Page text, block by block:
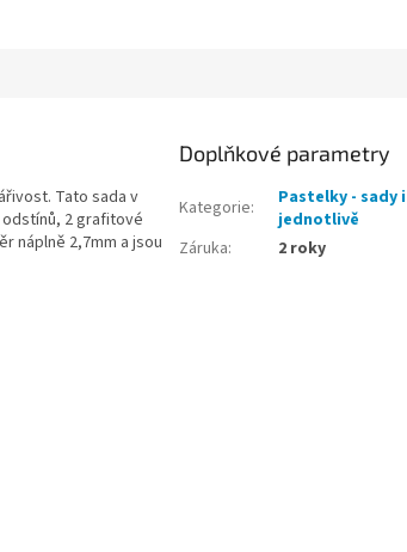
Tato sada v
2 grafitové
náplně 2,7mm a jsou
Doplňkové parametry
Kategorie:
Pastelky - sady i
jednotlivě
Záruka: 2 roky